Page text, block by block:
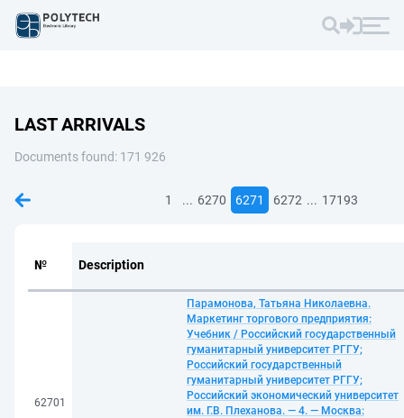
LAST ARRIVALS
Documents found: 171 926
1 ... 6270 6271 6272 ... 17193
№ Description
62701
Парамонова, Татьяна Николаевна.
Маркетинг торгового предприятия:
Учебник / Российский государственный
гуманитарный университет РГГУ;
Российский государственный
гуманитарный университет РГГУ;
Российский экономический университет
им. Г.В. Плеханова. — 4. — Москва: